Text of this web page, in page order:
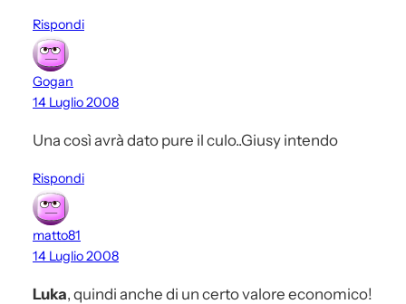
Rispondi
Gogan
14 Luglio 2008
Una così avrà dato pure il culo..Giusy intendo
Rispondi
matto81
14 Luglio 2008
Luka, quindi anche di un certo valore economico!